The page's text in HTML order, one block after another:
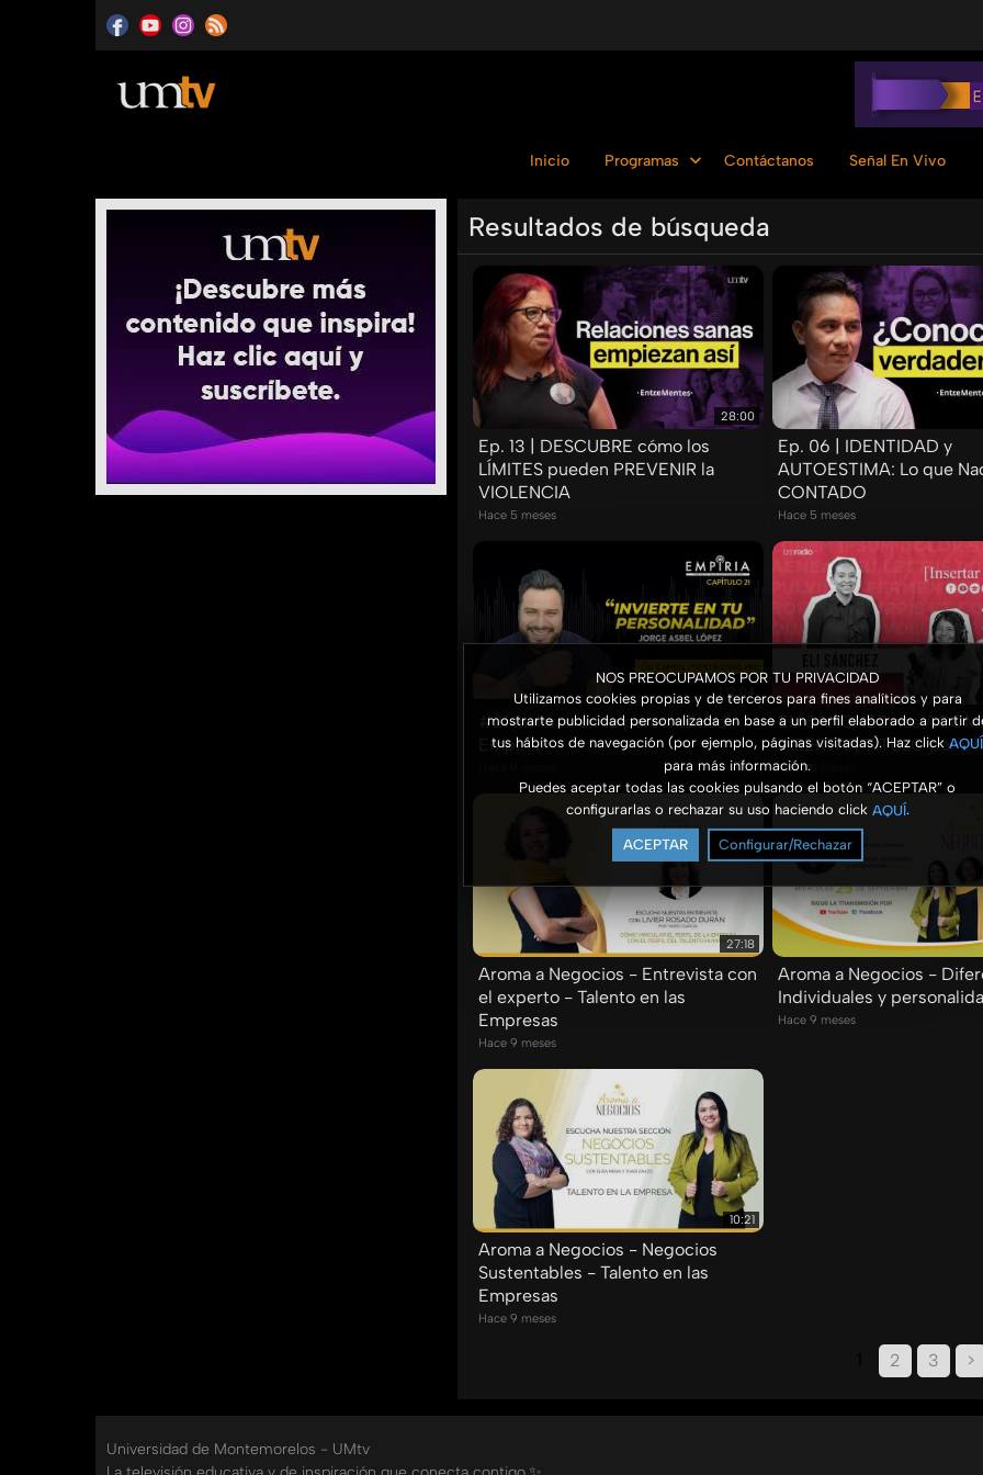
NOS PREOCUPAMOS POR TU PRIVACIDAD
Utilizamos cookies propias y de terceros para fines analíticos y para
mostrarte publicidad personalizada en base a un perfil elaborado a partir
tus hábitos de navegación (por ejemplo, páginas visitadas). Haz click AQUÍ
para más información.
Puedes aceptar todas las cookies pulsando el botón “ACEPTAR” o
configurarlas o rechazar su uso haciendo click AQUÍ.
ACEPTAR Configurar/Rechazar
Inicio Programas Contáctanos Señal En Vivo
Resultados de búsqueda
Ordenar por:
28:00
Ep. 13 | DESCUBRE cómo los
LÍMITES pueden PREVENIR la
VIOLENCIA
Hace 5 meses
Ep. 06 | IDENTIDAD y
AUTOESTIMA: Lo que
CONTADO
Hace 5 meses
1:12:04
#21 Invierte en tu personalidad -
Empiria
ELI SÁNCHEZ nos
INSERTAR TÍTULO por
Hace 9 meses
27:18
Aroma a Negocios - Entrevista con
el experto - Talento en las
Empresas
Hace 9 meses
Aroma a Negocios -
Individuales y
Hace 9 meses
10:21
Aroma a Negocios - Negocios
Sustentables - Talento en las
Empresas
Hace 9 meses
2 3 >
Universidad de Montemorelos - UMtv